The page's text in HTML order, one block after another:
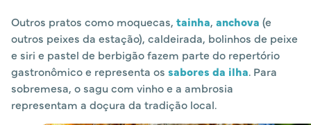
Outros pratos como moquecas, tainha, anchova (e
outros peixes da estação), caldeirada, bolinhos de peixe
e siri e pastel de berbigão fazem parte do repertório
gastronômico e representa os sabores da ilha. Para
sobremesa, o sagu com vinho e a ambrosia
representam a doçura da tradição local.